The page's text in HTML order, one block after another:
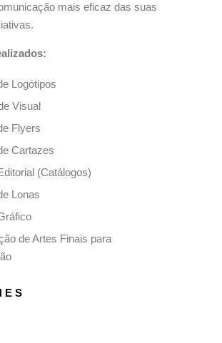
mais eficaz das suas
Logótipos
Visual
Flyers
Cartazes
(Catálogos)
Lonas
de Artes Finais para